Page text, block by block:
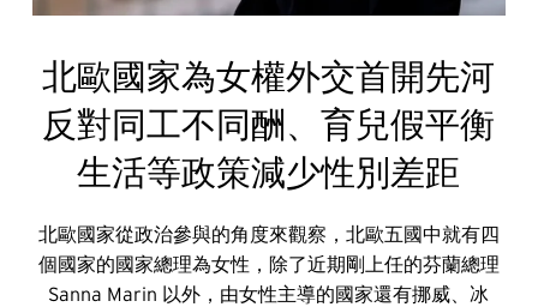
北歐國家為女權外交首開先河
反對同工不同酬、育兒假平衡
生活等政策減少性別差距
北歐國家從政治參與的角度來觀察，北歐五國中就有四
個國家的國家總理為女性，除了近期剛上任的芬蘭總理
Sanna Marin 以外，由女性主導的國家還有挪威、冰